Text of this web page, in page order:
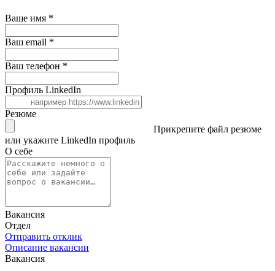
Ваше имя *
Ваш email *
Ваш телефон *
Профиль LinkedIn
Резюме
Прикрепите файл резюме
или укажите LinkedIn профиль
О себе
Вакансия
Отдел
Отправить отклик
Описание вакансии
Вакансия